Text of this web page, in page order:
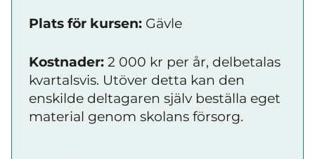
Plats för kursen: Gävle
Kostnader: 2 000 kr per år, delbetalas
kvartalsvis. Utöver detta kan den
enskilde deltagaren själv beställa eget
material genom skolans försorg.